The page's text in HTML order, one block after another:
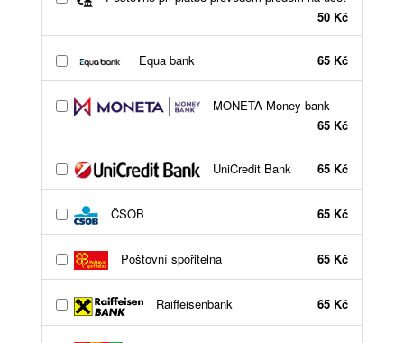
50 Kč
Equa bank 65 Kč
MONETA Money bank
65 Kč
UniCredit Bank 65 Kč
ČSOB 65 Kč
Poštovní spořitelna 65 Kč
Raiffeisenbank 65 Kč